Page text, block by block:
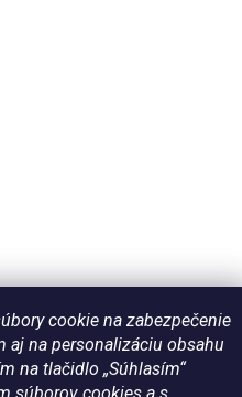
cookie na zabezpečenie
aj na personalizáciu obsahu
na tlačidlo „Súhlasím“
Shoptet